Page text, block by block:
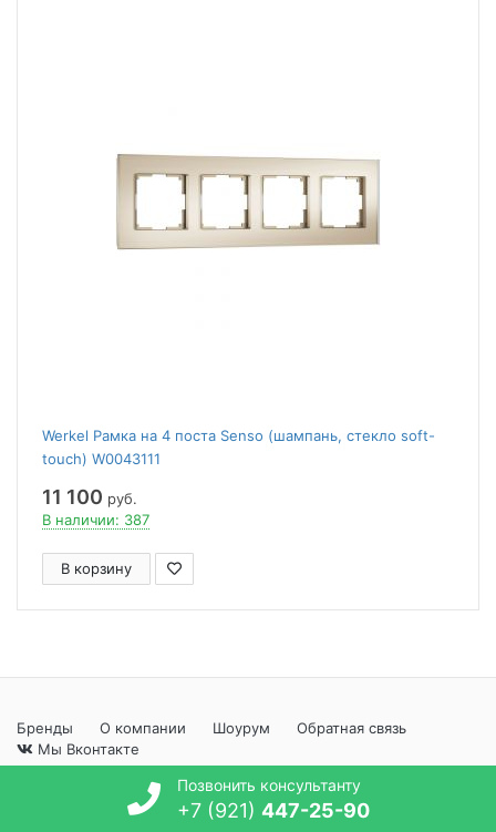
Werkel Рамка на 4 поста Senso (шампань, стекло soft-
touch) W0043111
11 100 руб.
В наличии: 387
В корзину
Бренды О компании Шоурум
Обратная связь
Мы Вконтакте
Информация на сайте не является публичной офертой. Цены в
магазинах могут отличаться от цен, указанных на сайте.
Позвонить консультанту
+7 (921) 447-25-90